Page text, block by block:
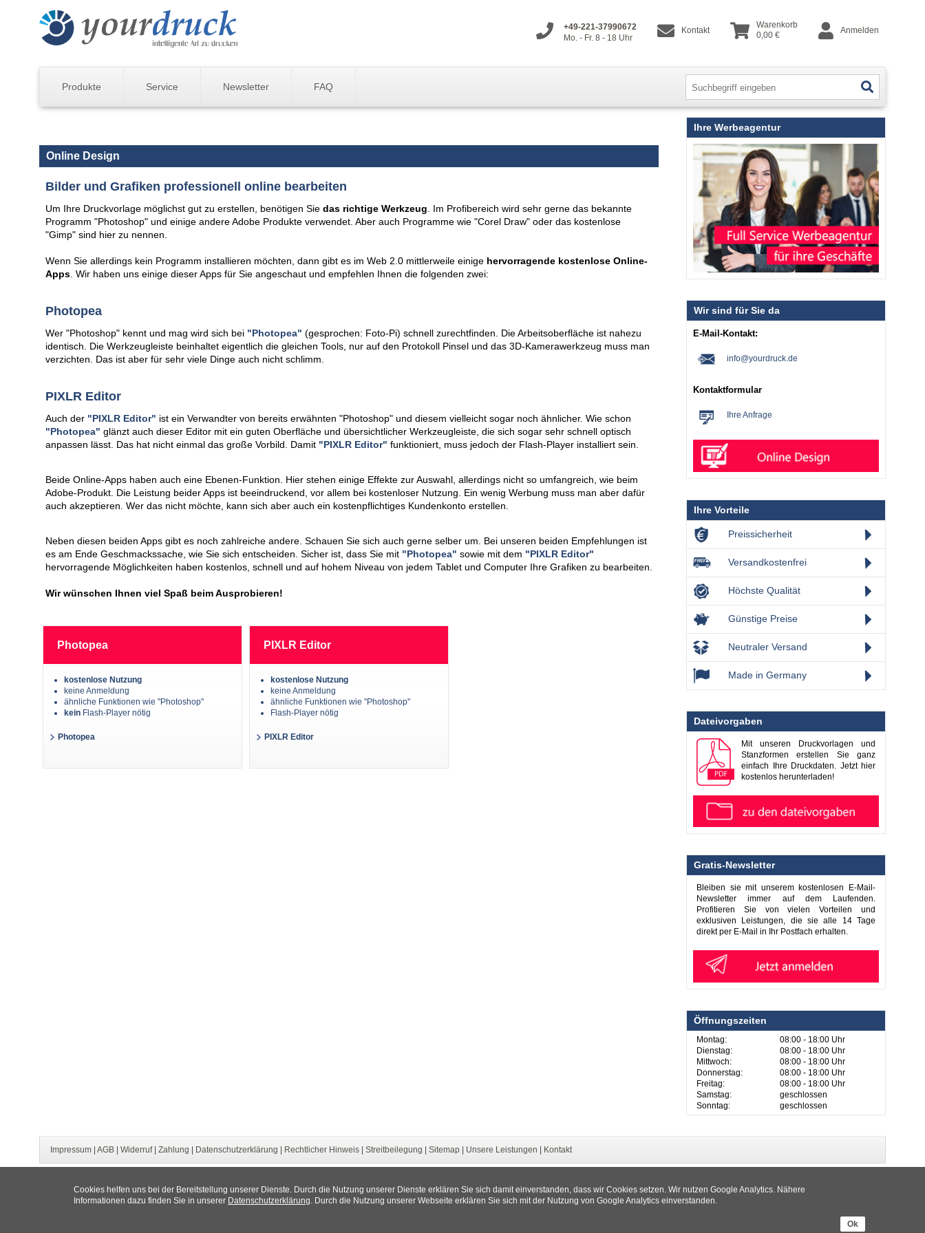
+49-221-37990672
Mo. - Fr. 8 - 18 Uhr
Kontakt
Warenkorb
0,00 €
Anmelden
Produkte Service Newsletter FAQ
Cookies helfen uns bei der Bereitstellung unserer Dienste. Durch die Nutzung unserer Dienste erklären Sie sich damit einverstanden, dass wir Cookies setzen. Wir nutzen Google Analytics. Nähere
Informationen dazu finden Sie in unserer Datenschutzerklärung. Durch die Nutzung unserer Webseite erklären Sie sich mit der Nutzung von Google Analytics einverstanden.
Ok
Online Design
Bilder und Grafiken professionell online bearbeiten
Um Ihre Druckvorlage möglichst gut zu erstellen, benötigen Sie das richtige Werkzeug . Im Profibereich wird sehr gerne das bekannte
Programm "Photoshop" und einige andere Adobe Produkte verwendet. Aber auch Programme wie "Corel Draw" oder das kostenlose
"Gimp" sind hier zu nennen.
Wenn Sie allerdings kein Programm installieren möchten, dann gibt es im Web 2.0 mittlerweile einige hervorragende kostenlose Online-
Apps . Wir haben uns einige dieser Apps für Sie angeschaut und empfehlen Ihnen die folgenden zwei:
Photopea
Wer "Photoshop" kennt und mag wird sich bei "Photopea" (gesprochen: Foto-Pi) schnell zurechtfinden. Die Arbeitsoberfläche ist nahezu
identisch. Die Werkzeugleiste beinhaltet eigentlich die gleichen Tools, nur auf den Protokoll Pinsel und das 3D-Kamerawerkzeug muss man
verzichten. Das ist aber für sehr viele Dinge auch nicht schlimm.
PIXLR Editor
Auch der "PIXLR Editor" ist ein Verwandter von bereits erwähnten "Photoshop" und diesem vielleicht sogar noch ähnlicher. Wie schon
"Photopea" glänzt auch dieser Editor mit ein guten Oberfläche und übersichtlicher Werkzeugleiste, die sich sogar sehr schnell optisch
anpassen lässt. Das hat nicht einmal das große Vorbild. Damit "PIXLR Editor" funktioniert, muss jedoch der Flash-Player installiert sein.
Beide Online-Apps haben auch eine Ebenen-Funktion. Hier stehen einige Effekte zur Auswahl, allerdings nicht so umfangreich, wie beim
Adobe-Produkt. Die Leistung beider Apps ist beeindruckend, vor allem bei kostenloser Nutzung. Ein wenig Werbung muss man aber dafür
auch akzeptieren. Wer das nicht möchte, kann sich aber auch ein kostenpflichtiges Kundenkonto erstellen.
Neben diesen beiden Apps gibt es noch zahlreiche andere. Schauen Sie sich auch gerne selber um. Bei unseren beiden Empfehlungen ist
es am Ende Geschmackssache, wie Sie sich entscheiden. Sicher ist, dass Sie mit "Photopea" sowie mit dem "PIXLR Editor"
hervorragende Möglichkeiten haben kostenlos, schnell und auf hohem Niveau von jedem Tablet und Computer Ihre Grafiken zu bearbeiten.
Wir wünschen Ihnen viel Spaß beim Ausprobieren!
Photopea
kostenlose Nutzung
keine Anmeldung
ähnliche Funktionen wie "Photoshop"
kein Flash-Player nötig
Photopea
PIXLR Editor
kostenlose Nutzung
keine Anmeldung
ähnliche Funktionen wie "Photoshop"
Flash-Player nötig
PIXLR Editor
Ihre Werbeagentur
Wir sind für Sie da
E-Mail-Kontakt:
info@yourdruck.de
Kontaktformular
Ihre Anfrage
Ihre Vorteile
Preissicherheit
Versandkostenfrei
Höchste Qualität
Günstige Preise
Neutraler Versand
Made in Germany
Dateivorgaben
Mit unseren Druckvorlagen und
Stanzformen erstellen Sie ganz
einfach Ihre Druckdaten. Jetzt hier
kostenlos herunterladen!
Gratis-Newsletter
Bleiben sie mit unserem kostenlosen E-Mail-
Newsletter immer auf dem Laufenden.
Profitieren Sie von vielen Vorteilen und
exklusiven Leistungen, die sie alle 14 Tage
direkt per E-Mail in Ihr Postfach erhalten.
Öffnungszeiten
Montag:
Dienstag:
Mittwoch:
Donnerstag:
Freitag:
Samstag:
Sonntag:
08:00 - 18:00 Uhr
08:00 - 18:00 Uhr
08:00 - 18:00 Uhr
08:00 - 18:00 Uhr
08:00 - 18:00 Uhr
geschlossen
geschlossen
Impressum | AGB | Widerruf| Zahlung | Datenschutzerklärung | Rechtlicher Hinweis | Streitbeilegung | Sitemap | Unsere Leistungen | Kontakt